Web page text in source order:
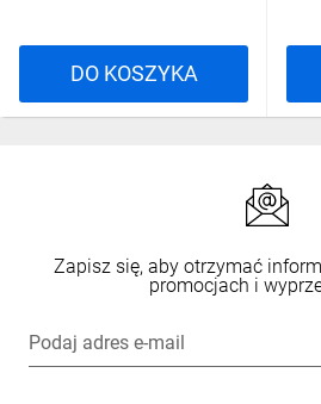
DO KOSZYKA
Zapisz się, aby otrzymać
promocjach i
Podaj adres e-mail